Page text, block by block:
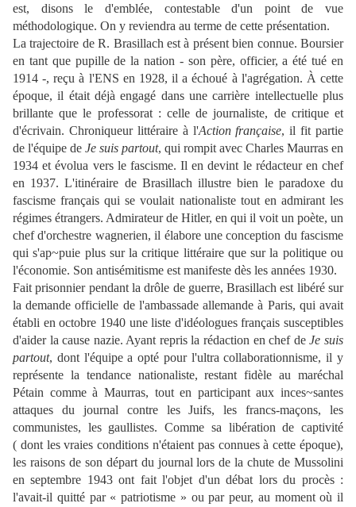
est, disons le d'emblée, contestable d'un point de vue
méthodologique. On y reviendra au terme de cette présentation.
La trajectoire de R. Brasillach est à présent bien connue. Boursier
en tant que pupille de la nation - son père, officier, a été tué en
1914 -, reçu à l'ENS en 1928, il a échoué à l'agrégation. À cette
époque, il était déjà engagé dans une carrière intellectuelle plus
brillante que le professorat : celle de journaliste, de critique et
d'écrivain. Chroniqueur littéraire à l'Action française, il fit partie
de l'équipe de Je suis partout, qui rompit avec Charles Maurras en
1934 et évolua vers le fascisme. Il en devint le rédacteur en chef
en 1937. L'itinéraire de Brasillach illustre bien le paradoxe du
fascisme français qui se voulait nationaliste tout en admirant les
régimes étrangers. Admirateur de Hitler, en qui il voit un poète, un
chef d'orchestre wagnerien, il élabore une conception du fascisme
qui s'ap~puie plus sur la critique littéraire que sur la politique ou
l'économie. Son antisémitisme est manifeste dès les années 1930.
Fait prisonnier pendant la drôle de guerre, Brasillach est libéré sur
la demande officielle de l'ambassade allemande à Paris, qui avait
établi en octobre 1940 une liste d'idéologues français susceptibles
d'aider la cause nazie. Ayant repris la rédaction en chef deJe suis
partout, dont l'équipe a opté pour l'ultra collaborationnisme, il y
représente la tendance nationaliste, restant fidèle au maréchal
Pétain comme à Maurras, tout en participant aux inces~santes
attaques du journal contre les Juifs, les francs-maçons, les
communistes, les gaullistes. Comme sa libération de captivité
( dont les vraies conditions n'étaient pas connues à cette époque),
les raisons de son départ du journal lors de la chute de Mussolini
en septembre 1943 ont fait l'objet d'un débat lors du procès :
l'avait-il quitté par « patriotisme » ou par peur, au moment où il